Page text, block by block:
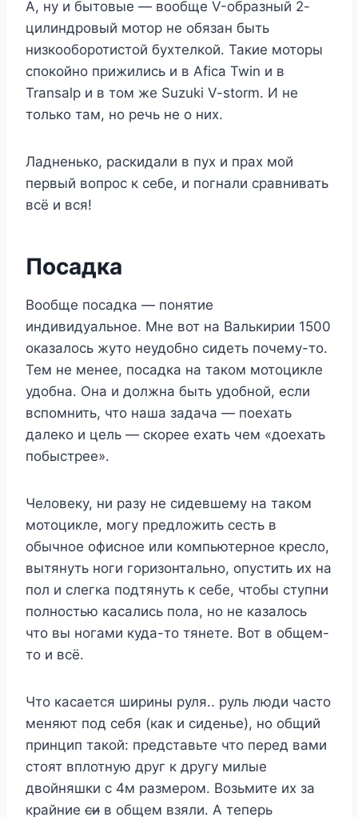
А, ну и бытовые — вообще V-образный 2-
цилиндровый мотор не обязан быть
низкооборотистой бухтелкой. Такие моторы
спокойно прижились и в Afica Twin и в
Transalp и в том же Suzuki V-storm. И не
только там, но речь не о них.
Ладненько, раскидали в пух и прах мой
первый вопрос к себе, и погнали сравнивать
всё и вся!
Посадка
Вообще посадка — понятие
индивидуальное. Мне вот на Валькирии 1500
оказалось жуто неудобно сидеть почему-то.
Тем не менее, посадка на таком мотоцикле
удобна. Она и должна быть удобной, если
вспомнить, что наша задача — поехать
далеко и цель — скорее ехать чем «доехать
побыстрее».
Человеку, ни разу не сидевшему на таком
мотоцикле, могу предложить сесть в
обычное офисное или компьютерное кресло,
вытянуть ноги горизонтально, опустить их на
пол и слегка подтянуть к себе, чтобы ступни
полностью касались пола, но не казалось
что вы ногами куда-то тянете. Вот в общем-
то и всё.
Что касается ширины руля.. руль люди часто
меняют под себя (как и сиденье), но общий
принцип такой: представьте что перед вами
стоят вплотную друг к другу милые
двойняшки с 4м размером. Возьмите их за
крайние си в общем взяли. А теперь